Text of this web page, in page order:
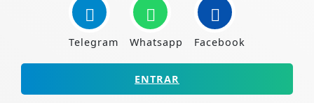
Telegram Whatsapp Facebook
ENTRAR